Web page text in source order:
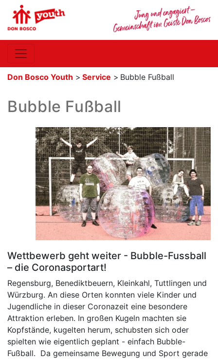
Don Bosco Youth > Service > Bubble Fußball
Bubble Fußball
Wettbewerb geht weiter - Bubble-Fussball
– die Coronasportart!
Regensburg, Benediktbeuern, Kleinkahl, Tuttlingen und
Würzburg. An diese Orten konnten viele Kinder und
Jugendliche in dieser Coronazeit eine besondere
Attraktion erleben. In großen Kugeln machten sie
Kopfstände, kugelten herum, schubsten sich oder
spielten wie eigentlich geplant - einfach Bubble-
Fußball. Da gemeinsame Bewegung und Sport gerade